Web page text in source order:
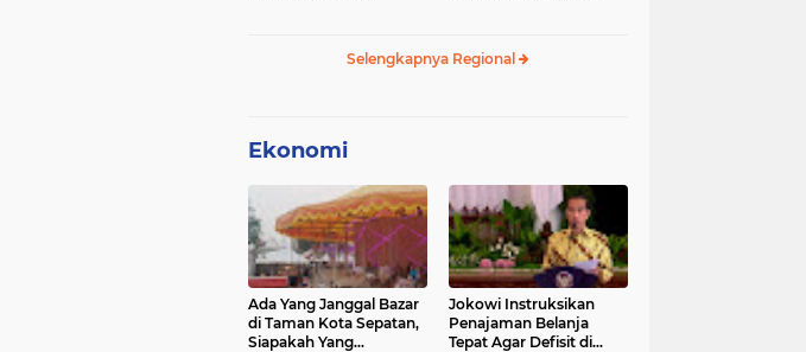
Selengkapnya Regional
Ekonomi
Ada Yang Janggal Bazar
di Taman Kota Sepatan,
Siapakah Yang
Jokowi Instruksikan
Penajaman Belanja
Tepat Agar Defisit di